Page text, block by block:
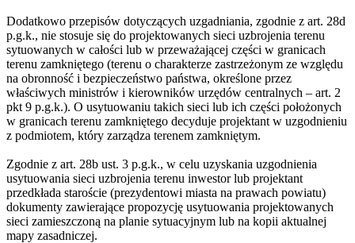
Dodatkowo przepisów dotyczących uzgadniania, zgodnie z art. 28d
p.g.k., nie stosuje się do projektowanych sieci uzbrojenia terenu
sytuowanych w całości lub w przeważającej części w granicach
terenu zamkniętego (terenu o charakterze zastrzeżonym ze względu
na obronność i bezpieczeństwo państwa, określone przez
właściwych ministrów i kierowników urzędów centralnych – art. 2
pkt 9 p.g.k.). O usytuowaniu takich sieci lub ich części położonych
w granicach terenu zamkniętego decyduje projektant w uzgodnieniu
z podmiotem, który zarządza terenem zamkniętym.
Zgodnie z art. 28b ust. 3 p.g.k., w celu uzyskania uzgodnienia
usytuowania sieci uzbrojenia terenu inwestor lub projektant
przedkłada staroście (prezydentowi miasta na prawach powiatu)
dokumenty zawierające propozycję usytuowania projektowanych
sieci zamieszczoną na planie sytuacyjnym lub na kopii aktualnej
mapy zasadniczej.